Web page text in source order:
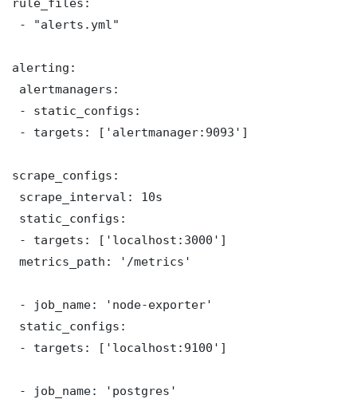
- "alerts.yml"
alerting:
alertmanagers:
- static_configs:
- targets: ['alertmanager:9093']
scrape_configs:
scrape_interval: 10s
static_configs:
- targets: ['localhost:3000']
metrics_path: '/metrics'
- job_name: 'node-exporter'
static_configs:
- targets: ['localhost:9100']
- job_name: 'postgres'